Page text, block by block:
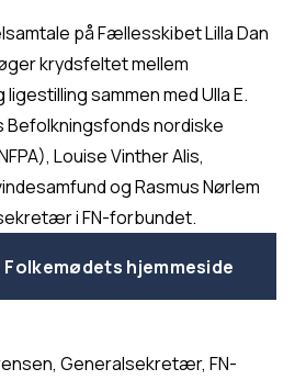
på Fællesskibet Lilla Dan
krydsfeltet mellem
sammen med Ulla E.
Befolkningsfonds nordiske
Louise Vinther Alis,
og Rasmus Nørlem
i FN-forbundet.
hjemmeside
Generalsekretær, FN-